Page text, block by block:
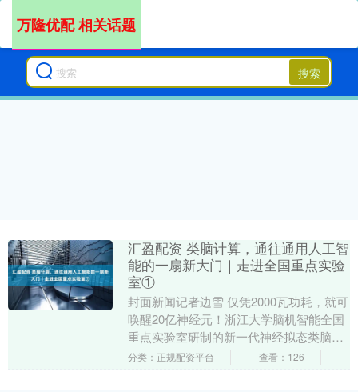
搜索
万隆优配 相关话题
汇盈配资 类脑计算，通往通用人工智
能的一扇新大门｜走进全国重点实验
室①
封面新闻记者边雪 仅凭2000瓦功耗，就可
唤醒20亿神经元！浙江大学脑机智能全国
重点实验室研制的新一代神经拟态类脑计
算机“悟空”（DarwinMonkey），正....
分类：正规配资平台 查看：126